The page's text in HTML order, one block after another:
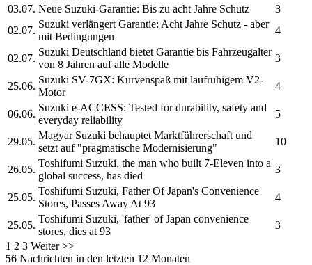
03.07. Neue Suzuki-Garantie: Bis zu acht Jahre Schutz
3
02.07.
Suzuki verlängert Garantie: Acht Jahre Schutz - aber
mit Bedingungen
4
02.07.
Suzuki Deutschland bietet Garantie bis Fahrzeugalter
von 8 Jahren auf alle Modelle
3
25.06.
Suzuki SV-7GX: Kurvenspaß mit laufruhigem V2-
Motor
4
06.06.
Suzuki e-ACCESS: Tested for durability, safety and
everyday reliability
5
29.05.
MagyarSuzuki behauptet Marktführerschaft und
setzt auf "pragmatische Modernisierung"
10
26.05.
Toshifumi Suzuki, the man who built 7-Eleven into a
global success, has died
3
25.05.
Toshifumi Suzuki, Father Of Japan's Convenience
Stores, Passes Away At 93
4
25.05.
Toshifumi Suzuki, 'father' of Japan convenience
stores, dies at 93
3
1 2 3 Weiter >>
56 Nachrichten in den letzten 12 Monaten